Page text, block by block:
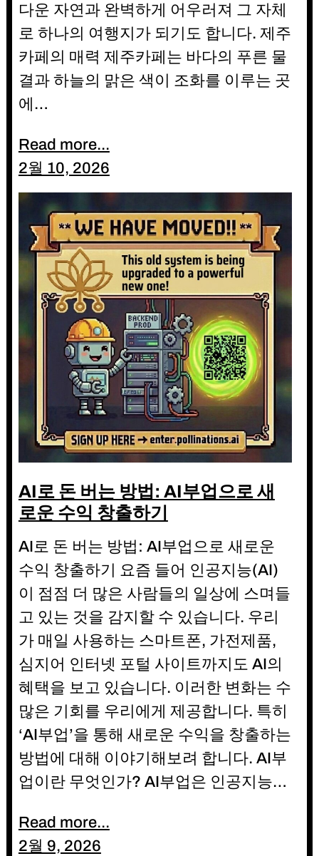
다운 자연과 완벽하게 어우러져 그 자체
로 하나의 여행지가 되기도 합니다. 제주
카페의 매력 제주카페는 바다의 푸른 물
결과 하늘의 맑은 색이 조화를 이루는 곳
에…
Read more...
2월 10, 2026
AI로 돈 버는 방법: AI부업으로 새
로운 수익 창출하기
AI로 돈 버는 방법: AI부업으로 새로운
수익 창출하기 요즘 들어 인공지능(AI)
이 점점 더 많은 사람들의 일상에 스며들
고 있는 것을 감지할 수 있습니다. 우리
가 매일 사용하는 스마트폰, 가전제품,
심지어 인터넷 포털 사이트까지도 AI의
혜택을 보고 있습니다. 이러한 변화는 수
많은 기회를 우리에게 제공합니다. 특히
‘AI부업’을 통해 새로운 수익을 창출하는
방법에 대해 이야기해보려 합니다. AI부
업이란 무엇인가? AI부업은 인공지능…
Read more...
2월 9, 2026